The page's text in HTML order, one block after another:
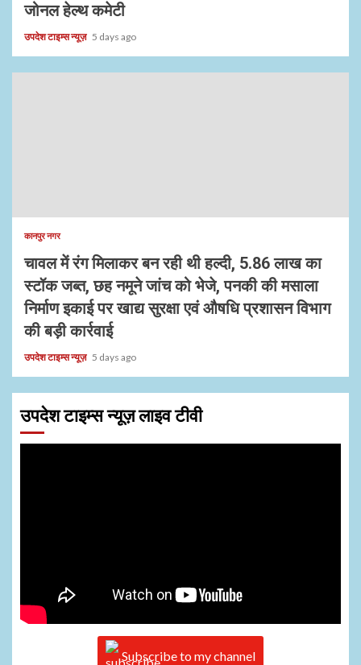
जोनल हेल्थ कमेटी
उपदेश टाइम्स न्यूज़ 5 days ago
कानपुर नगर
चावल में रंग मिलाकर बन रही थी हल्दी, 5.86 लाख का
स्टॉक जब्त, छह नमूने जांच को भेजे, पनकी की मसाला
निर्माण इकाई पर खाद्य सुरक्षा एवं औषधि प्रशासन विभाग
की बड़ी कार्रवाई
उपदेश टाइम्स न्यूज़ 5 days ago
उपदेश टाइम्स न्यूज़ लाइव टीवी
Subscribe to my channel